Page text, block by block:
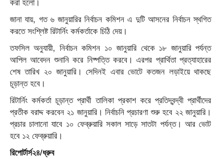
জানা যায়, গত ৬ জানুয়ারির নির্বাচন কমিশন এ দুটি আসনের নির্বাচন স্থগিত
করতে সংশ্লিষ্ট রিটার্নিং কর্মকর্তাকে চিঠি দেয়।
তফসিল অনুযায়ী, নির্বাচন কমিশন ১০ জানুয়ারি থেকে ১৮ জানুয়ারি পর্যন্ত
আপিল আবেদন শুনানি করে নিষ্পত্তি করবে। এরপর প্রার্থিতা প্রত্যাহারের
শেষ তারিখ ২০ জানুয়ারি। সেদিনই এবার ভোটে কতজন লড়াইয়ে থাকছে
চূড়ান্ত হবে।
রিটার্নিং কর্মকর্তা চূড়ান্ত প্রার্থী তালিকা প্রকাশ করে প্রতিদ্বন্দ্বী প্রার্থীদের
প্রতীক বরাদ্দ করবেন ২১ জানুয়ারি। নির্বাচনি প্রচারণা শুরু হবে ২২ জানুয়ারি।
প্রচার চালানো যাবে ১০ ফেব্রুয়ারি সকাল সাড়ে সাতটা পর্যন্ত। আর ভোট
হবে ১২ ফেব্রুয়ারি।
রিপোর্টার্স২৪/ধ্রুব